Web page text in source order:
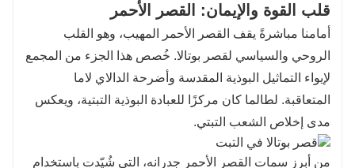
قلب القوة والإيمان: القصر الأحمر
أمامنا مباشرةً يقف القصر الأحمر المهيب، وهو القلب
الروحي والسياسي لقصر بوتالا. خُصص هذا الجزء من المجمع
لإيواء التماثيل البوذية المقدسة وأضرحة الدالاي لاما
المتعاقبة. لطالما كان مركزًا للعبادة البوذية التبتية، ويعكس
مدى إخلاص الشعب التبتي.
من أبرز سمات القصر الأحمر جدرانه، التي شُيّدت باستخدام